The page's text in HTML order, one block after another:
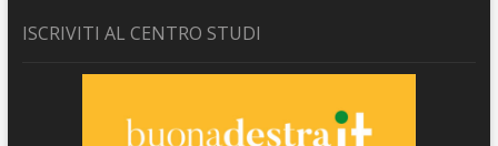
ISCRIVITI AL CENTRO STUDI